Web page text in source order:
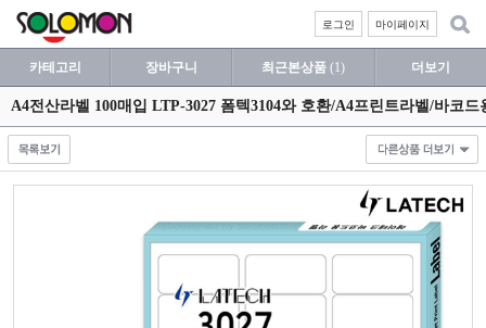
마이페이지
로그인
카테고리 장바구니 최근본상품 (1) 더보기
A4전산라벨 100매입 LTP-3027 폼텍3104와 호환/A4프린트라벨/바코